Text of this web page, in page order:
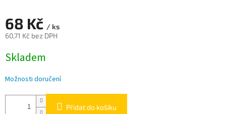
68 Kč / ks
60,71 Kč bez DPH
cena:
Skladem
Možnosti doručení
Přidat do košíku